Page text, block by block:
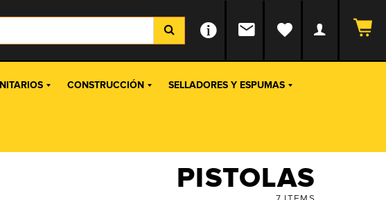
CONSTRUCCIÓN SELLADORES Y ESPUMAS
PISTOLAS